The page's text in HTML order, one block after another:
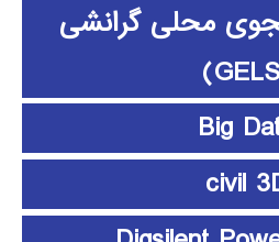
محلی گرانشی
Big
civil